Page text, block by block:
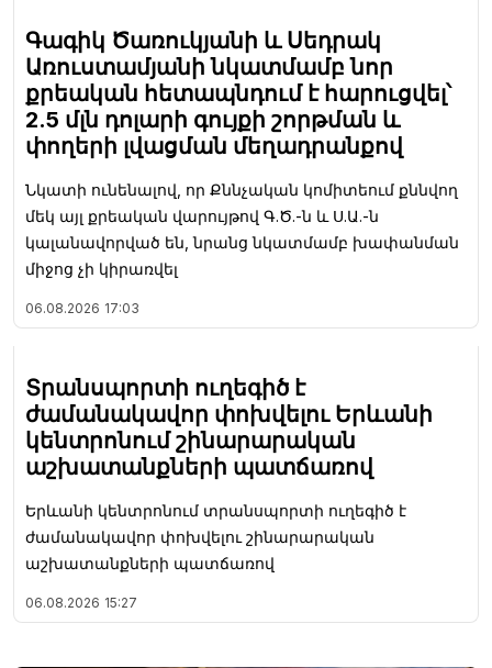
Գագիկ Ծառուկյանի և Սեդրակ
Առուստամյանի նկատմամբ նոր
քրեական հետապնդում է հարուցվել՝
2.5 մլն դոլարի գույքի շորթման և
փողերի լվացման մեղադրանքով
Նկատի ունենալով, որ Քննչական կոմիտեում քննվող
մեկ այլ քրեական վարույթով Գ.Ծ.-ն և Ս.Ա.-ն
կալանավորված են, նրանց նկատմամբ խափանման
միջոց չի կիրառվել
06.08.2026 17:03
Տրանսպորտի ուղեգիծ է
ժամանակավոր փոխվելու Երևանի
կենտրոնում շինարարական
աշխատանքների պատճառով
Երևանի կենտրոնում տրանսպորտի ուղեգիծ է
ժամանակավոր փոխվելու շինարարական
աշխատանքների պատճառով
06.08.2026 15:27